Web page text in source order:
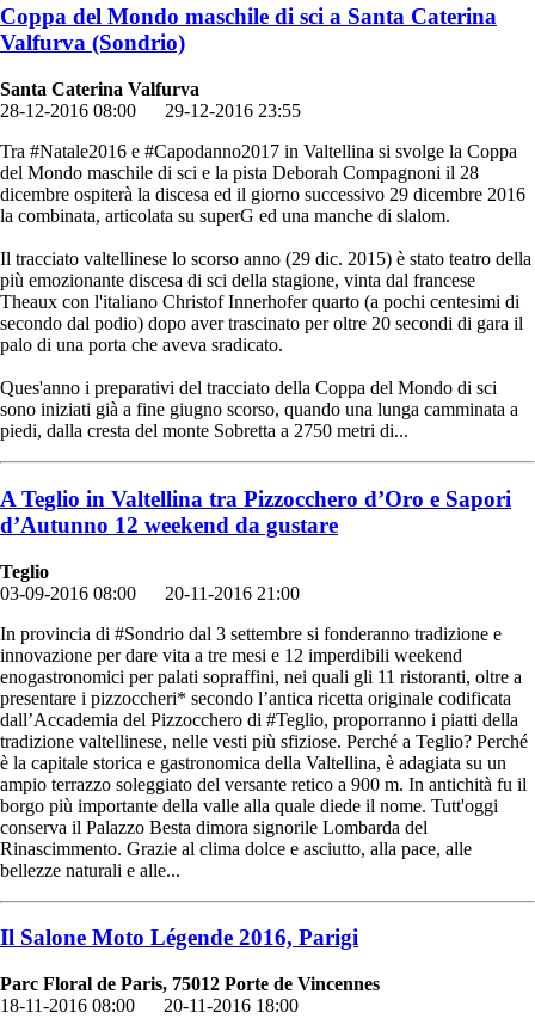
Coppa del Mondo maschile di sci a Santa Caterina
Valfurva (Sondrio)
Santa Caterina Valfurva
28-12-2016 08:00
29-12-2016 23:55
Tra #Natale2016 e #Capodanno2017 in Valtellina si svolge la Coppa
del Mondo maschile di sci e la pista Deborah Compagnoni il 28
dicembre ospiterà la discesa ed il giorno successivo 29 dicembre 2016
la combinata, articolata su superG ed una manche di slalom.
Il tracciato valtellinese lo scorso anno (29 dic. 2015) è stato teatro della
più emozionante discesa di sci della stagione, vinta dal francese
Theaux con l'italiano Christof Innerhofer quarto (a pochi centesimi di
secondo dal podio) dopo aver trascinato per oltre 20 secondi di gara il
palo di una porta che aveva sradicato.
Ques'anno i preparativi del tracciato della Coppa del Mondo di sci
sono iniziati già a fine giugno scorso, quando una lunga camminata a
piedi, dalla cresta del monte Sobretta a 2750 metri di...
A Teglio in Valtellina tra Pizzocchero d’Oro e Sapori
d’Autunno 12 weekend da gustare
Teglio
03-09-2016 08:00
20-11-2016 21:00
In provincia di #Sondrio dal 3 settembre si fonderanno tradizione e
innovazione per dare vita a tre mesi e 12 imperdibili weekend
enogastronomici per palati sopraffini, nei quali gli 11 ristoranti, oltre a
presentare i pizzoccheri* secondo l’antica ricetta originale codificata
dall’Accademia del Pizzocchero di #Teglio, proporranno i piatti della
tradizione valtellinese, nelle vesti più sfiziose. Perché a Teglio? Perché
è la capitale storica e gastronomica della Valtellina, è adagiata su un
ampio terrazzo soleggiato del versante retico a 900 m. In antichità fu il
borgo più importante della valle alla quale diede il nome. Tutt'oggi
conserva il Palazzo Besta dimora signorile Lombarda del
Rinascimmento. Grazie al clima dolce e asciutto, alla pace, alle
bellezze naturali e alle...
Il Salone Moto Légende 2016, Parigi
Parc Floral de Paris, 75012 Porte de Vincennes
18-11-2016 08:00
20-11-2016 18:00